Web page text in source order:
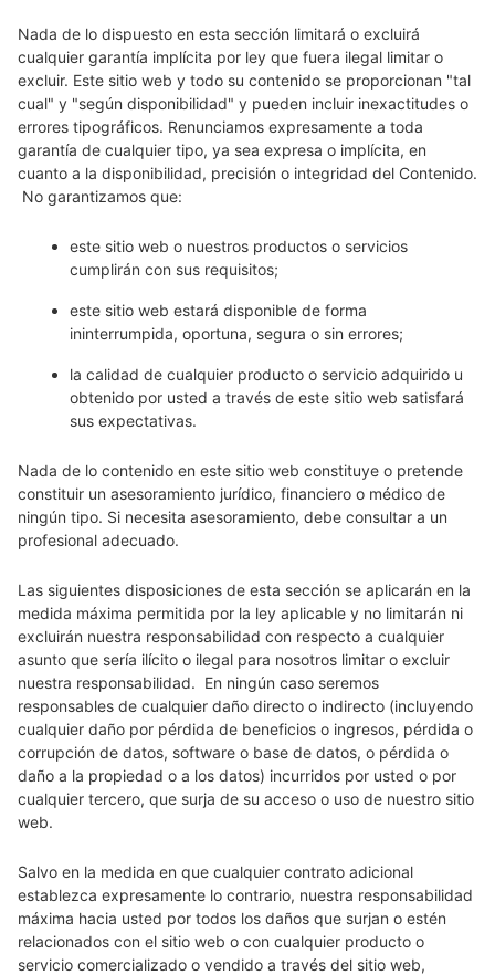
Nada de lo dispuesto en esta sección limitará o excluirá
cualquier garantía implícita por ley que fuera ilegal limitar o
excluir. Este sitio web y todo su contenido se proporcionan "tal
cual" y "según disponibilidad" y pueden incluir inexactitudes o
errores tipográficos. Renunciamos expresamente a toda
garantía de cualquier tipo, ya sea expresa o implícita, en
cuanto a la disponibilidad, precisión o integridad del Contenido.
No garantizamos que:
este sitio web o nuestros productos o servicios
cumplirán con sus requisitos;
este sitio web estará disponible de forma
ininterrumpida, oportuna, segura o sin errores;
la calidad de cualquier producto o servicio adquirido u
obtenido por usted a través de este sitio web satisfará
sus expectativas.
Nada de lo contenido en este sitio web constituye o pretende
constituir un asesoramiento jurídico, financiero o médico de
ningún tipo. Si necesita asesoramiento, debe consultar a un
profesional adecuado.
Las siguientes disposiciones de esta sección se aplicarán en la
medida máxima permitida por la ley aplicable y no limitarán ni
excluirán nuestra responsabilidad con respecto a cualquier
asunto que sería ilícito o ilegal para nosotros limitar o excluir
nuestra responsabilidad. En ningún caso seremos
responsables de cualquier daño directo o indirecto (incluyendo
cualquier daño por pérdida de beneficios o ingresos, pérdida o
corrupción de datos, software o base de datos, o pérdida o
daño a la propiedad o a los datos) incurridos por usted o por
cualquier tercero, que surja de su acceso o uso de nuestro sitio
web.
Salvo en la medida en que cualquier contrato adicional
establezca expresamente lo contrario, nuestra responsabilidad
máxima hacia usted por todos los daños que surjan o estén
relacionados con el sitio web o con cualquier producto o
servicio comercializado o vendido a través del sitio web,